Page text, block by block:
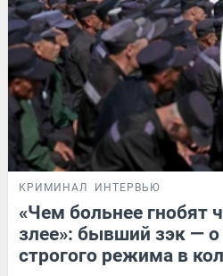
КРИМИНАЛ ИНТЕРВЬЮ
«Чем больнее гнобят
злее»: бывший зэк — о
строгого режима в